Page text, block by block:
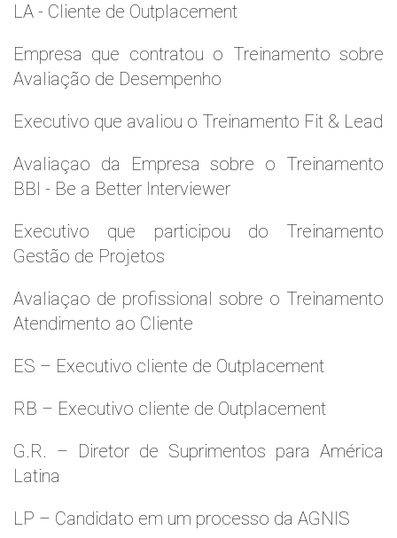
LA - Cliente de Outplacement
Empresa que contratou o Treinamento sobre
Avaliação de Desempenho
Executivo que avaliou o Treinamento Fit & Lead
Avaliaçao da Empresa sobre o Treinamento
BBI - Be a Better Interviewer
Executivo que participou do Treinamento
Gestão de Projetos
Avaliaçao de profissional sobre o Treinamento
Atendimento ao Cliente
ES – Executivo cliente de Outplacement
RB – Executivo cliente de Outplacement
G.R. – Diretor de Suprimentos para América
Latina
LP – Candidato em um processo da AGNIS